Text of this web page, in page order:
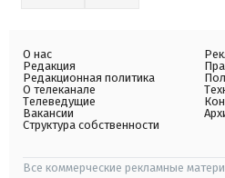
О нас
Редакция
Редакционная политика
О телеканале
Телеведущие
Вакансии
Структура собственности
Все коммерческие рекламные